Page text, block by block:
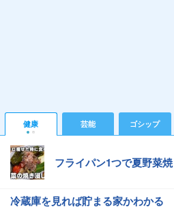
健康 芸能 ゴシップ
フライパン1つで夏野菜
冷蔵庫を見れば貯まる家かわかる